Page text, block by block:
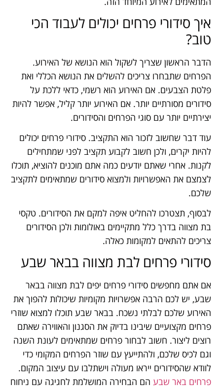
איך סידורי פרחים יכולים לעבוד הכי
טוב?
הדבר הראשון שצריך לשקול הוא הנושא של האירוע.
הפרחים שתבחרו צריכים להשלים את הנושא הכללי ואת
פלטת הצבעים. אם האירוע הוא רשמי, כדאי ללכת על
סידורים מסורתיים יותר. אם האירוע יותר קליל, אפשר להיות
יצירתיים יותר עם סוגי הפרחים והסידורים.
עוד דבר שחשוב לזכור הוא התקציב. סידורי פרחים יכולים
להיות יקרים, ולכן חשוב לקבוע תקציב לפני שמתחילים
לקנות. אחרי שאתם יודעים כמה אתם מוכנים להוציא, תוכלו
לצמצם את האפשרויות ולמצוא סידורים שמתאימים לתקציב
שלכם.
לבסוף, תצטרכו להחליט איפה למקם את הסידורים. טקסי
בת מצווה בדרך כלל מתקיימים באולומות ולכן הסידורים
צריכים להתאים למקומות כאלה.
סידורי פרחים לבת מצווה בבאר שבע
אם אתם מחפשים סידורי פרחים יפים לבת מצווה בבאר
שבע, יש לכם הרבה אפשרויות מקומיות שיכולות להפוך את
האירוע שלכם לבלתי נשכח. בבאר שבע תוכלו למצוא שוזרי
פרחים מקצועיים שיבינו בדיוק את הסגנון והאווירה שאתם
רוצים ליצור. חשוב לבחור פרחים שמתאימים לעונת השנה
וגם לכיס שלכם, ולהתייעץ עם שוזר הפרחים המקומי כדי
לוודא שהסידורים ייראו מעולה וישתלבו עם עיצוב המקום.
פרחים באר שבע הם הבחירה המושלמת לחגיגה עם ניחוח